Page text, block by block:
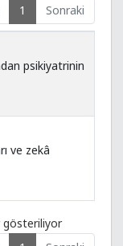
1 Sonraki
psikiyatrinin
ve zekâ
gösteriliyor